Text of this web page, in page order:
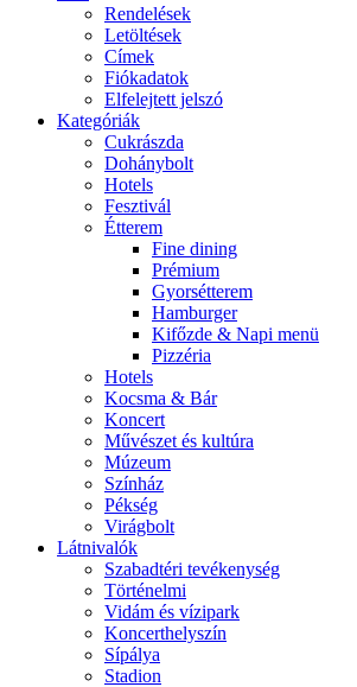
Rendelések
Letöltések
Címek
Fiókadatok
Elfelejtett jelszó
Kategóriák
Cukrászda
Dohánybolt
Hotels
Fesztivál
Étterem
Fine dining
Prémium
Gyorsétterem
Hamburger
Kifőzde & Napi menü
Pizzéria
Hotels
Kocsma & Bár
Koncert
Művészet és kultúra
Múzeum
Színház
Pékség
Virágbolt
Látnivalók
Szabadtéri tevékenység
Történelmi
Vidám és vízipark
Koncerthelyszín
Sípálya
Stadion